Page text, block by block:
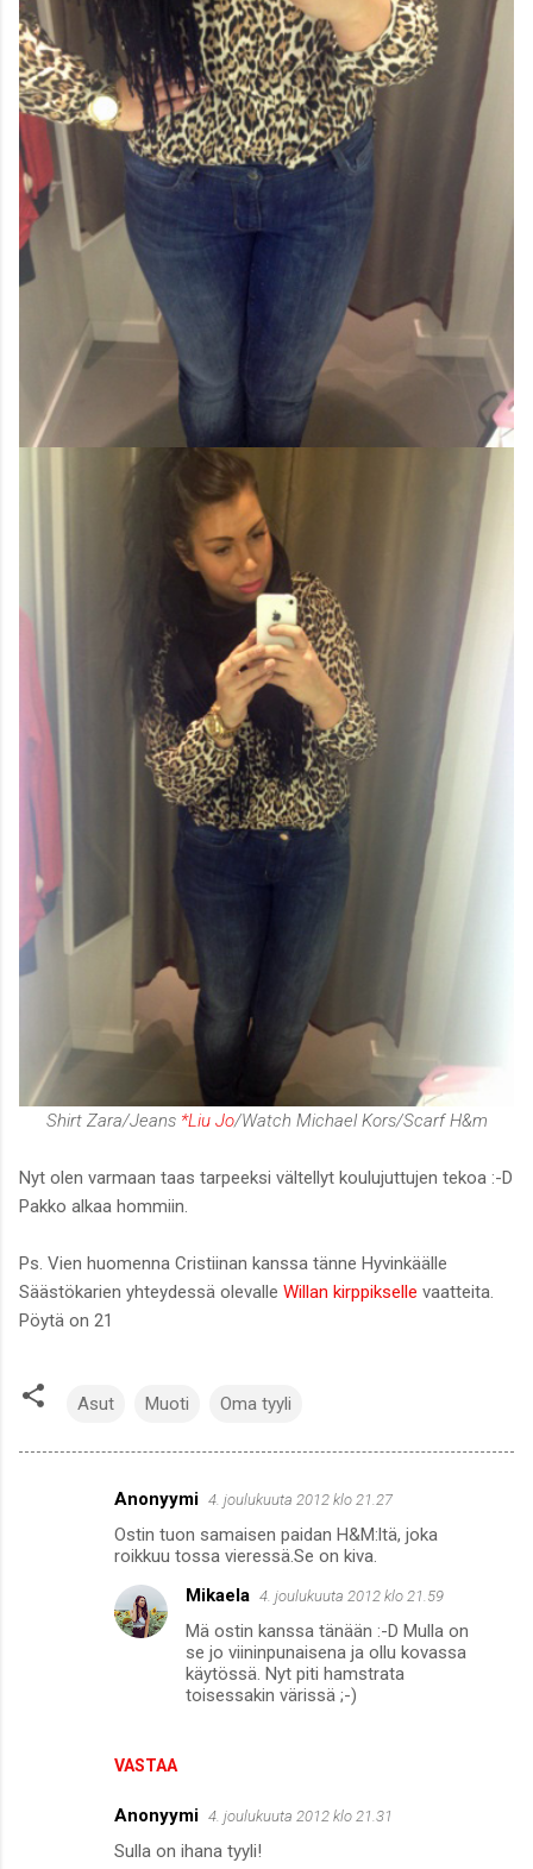
Shirt Zara/Jeans *Liu Jo/Watch Michael Kors/Scarf H&m
Nyt olen varmaan taas tarpeeksi vältellyt koulujuttujen tekoa :-D
Pakko alkaa hommiin.
Ps. Vien huomenna Cristiinan kanssa tänne Hyvinkäälle
Säästökarien yhteydessä olevalle Willan kirppikselle vaatteita.
Pöytä on 21
Asut Muoti Oma tyyli
Anonyymi 4. joulukuuta 2012 klo 21.27
Ostin tuon samaisen paidan H&M:ltä, joka
roikkuu tossa vieressä.Se on kiva.
VASTAA
Mikaela 4. joulukuuta 2012 klo 21.59
Mä ostin kanssa tänään :-D Mulla on
se jo viininpunaisena ja ollu kovassa
käytössä. Nyt piti hamstrata
toisessakin värissä ;-)
Anonyymi 4. joulukuuta 2012 klo 21.31
Sulla on ihana tyyli!